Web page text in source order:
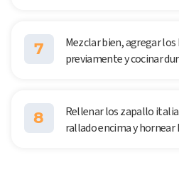
7
Mezclar bien, agregar
previamente y cocinar
8
Rellenar los zapallo
rallado encima y